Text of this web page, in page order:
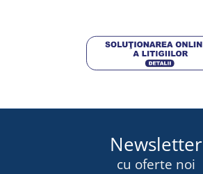
Newsletter
cu oferte noi